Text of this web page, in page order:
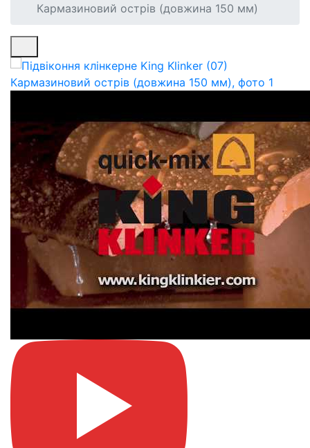
Кармазиновий острів (довжина 150 мм)